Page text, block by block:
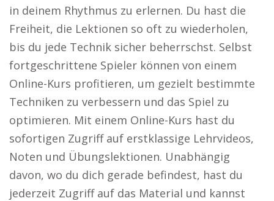
in deinem Rhythmus zu erlernen. Du hast die
Freiheit, die Lektionen so oft zu wiederholen,
bis du jede Technik sicher beherrschst. Selbst
fortgeschrittene Spieler können von einem
Online-Kurs profitieren, um gezielt bestimmte
Techniken zu verbessern und das Spiel zu
optimieren. Mit einem Online-Kurs hast du
sofortigen Zugriff auf erstklassige Lehrvideos,
Noten und Übungslektionen. Unabhängig
davon, wo du dich gerade befindest, hast du
jederzeit Zugriff auf das Material und kannst